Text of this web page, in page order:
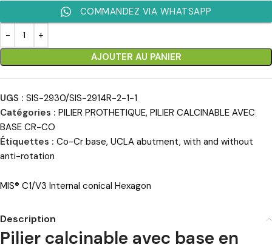
AJOUTER AU PANIER
COMMANDEZ VIA WHATSAPP
UGS : SIS-2930/SIS-2914R-2-1-1
Catégories : PILIER PROTHETIQUE, PILIER CALCINABLE AVEC
BASE CR-CO
Étiquettes : Co-Cr base, UCLA abutment, with and without
anti-rotation
MIS® C1/V3 Internal conical Hexagon
Description
Pilier calcinable avec base en